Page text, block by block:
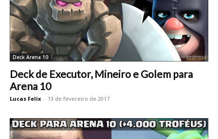
Deck Arena 10
Deck de Executor, Mineiro e Golem para
Arena 10
Lucas Felix - 13 de fevereiro de 2017